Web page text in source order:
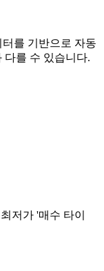
를 기반으로 자동
다를 수 있습니다.
저가 '매수 타이